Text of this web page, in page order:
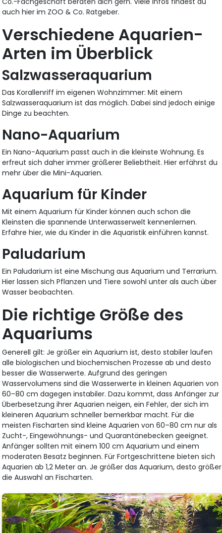
auch hier im ZOO & Co. Ratgeber.
Verschiedene Aquarien-
Arten im Überblick
Salzwasseraquarium
Das Korallenriff im eigenen Wohnzimmer: Mit einem
Salzwasseraquarium ist das möglich. Dabei sind jedoch einige
Dinge zu beachten.
Nano-Aquarium
Ein Nano-Aquarium passt auch in die kleinste Wohnung. Es
erfreut sich daher immer größerer Beliebtheit. Hier erfährst du
mehr über die Mini-Aquarien.
Aquarium für Kinder
Mit einem Aquarium für Kinder können auch schon die
Kleinsten die spannende Unterwasserwelt kennenlernen.
Erfahre hier, wie du Kinder in die Aquaristik einführen kannst.
Paludarium
Ein Paludarium ist eine Mischung aus Aquarium und Terrarium.
Hier lassen sich Pflanzen und Tiere sowohl unter als auch über
Wasser beobachten.
Die richtige Größe des
Aquariums
Generell gilt: Je größer ein Aquarium ist, desto stabiler laufen
alle biologischen und biochemischen Prozesse ab und desto
besser die Wasserwerte. Aufgrund des geringen
Wasservolumens sind die Wasserwerte in kleinen Aquarien von
60–80 cm dagegen instabiler. Dazu kommt, dass Anfänger zur
Überbesetzung ihrer Aquarien neigen, ein Fehler, der sich im
kleineren Aquarium schneller bemerkbar macht. Für die
meisten Fischarten sind kleine Aquarien von 60–80 cm nur als
Zucht-, Eingewöhnungs- und Quarantänebecken geeignet.
Anfänger sollten mit einem 100 cm Aquarium und einem
moderaten Besatz beginnen. Für Fortgeschrittene bieten sich
Aquarien ab 1,2 Meter an. Je größer das Aquarium, desto größer
die Auswahl an Fischarten.